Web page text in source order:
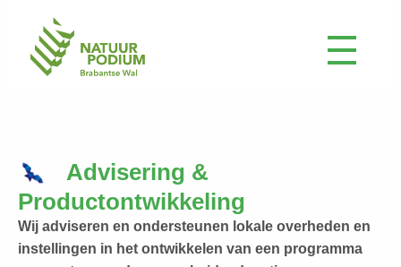
Advisering &
Productontwikkeling
Wij adviseren en ondersteunen lokale overheden en
instellingen in het ontwikkelen van een programma